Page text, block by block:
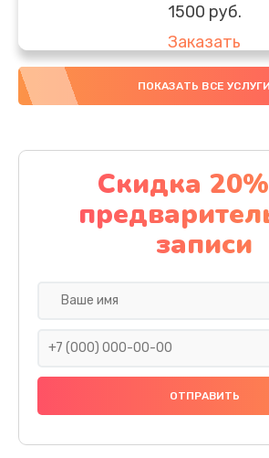
1500 руб.
Заказать
Замена южного
Заказать
Чистка от пыли
1060 руб.
Заказать
Ремонт подсветки
ПОКАЗАТЬ ВСЕ УСЛУГИ
Скидка
записи